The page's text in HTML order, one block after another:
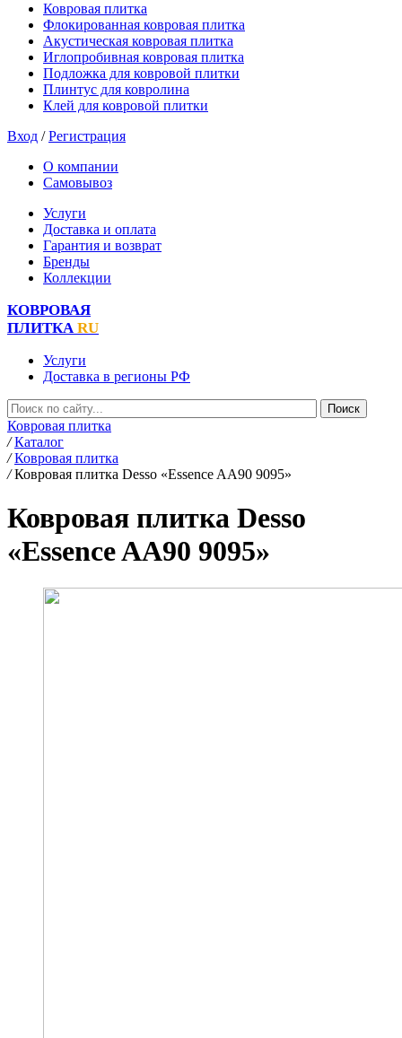
Ковровая плитка
Флокированная ковровая плитка
Акустическая ковровая плитка
Иглопробивная ковровая плитка
Подложка для ковровой плитки
Плинтус для ковролина
Клей для ковровой плитки
Вход /Регистрация
О компании
Самовывоз
Услуги
Доставка и оплата
Гарантия и возврат
Бренды
Коллекции
КОВРОВАЯ
ПЛИТКА RU
Услуги
Доставка в регионы РФ
Ковровая плитка
/ Каталог
/ Ковровая плитка
/ Ковровая плитка Desso «Essence AA90 9095»
Ковровая плитка Desso
«Essence AA90 9095»